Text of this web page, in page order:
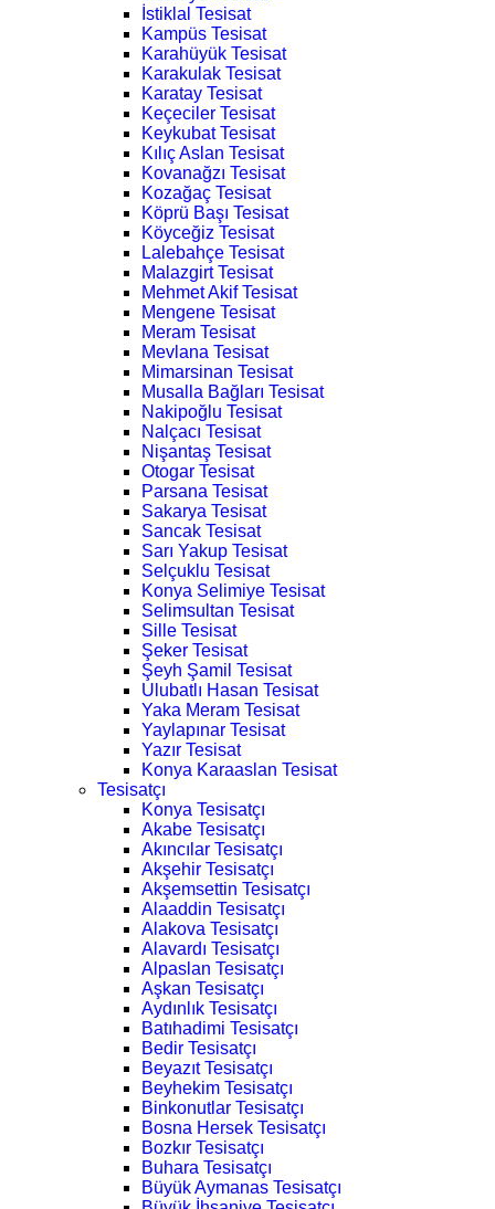
İstiklal Tesisat
Kampüs Tesisat
Karahüyük Tesisat
Karakulak Tesisat
Karatay Tesisat
Keçeciler Tesisat
Keykubat Tesisat
Kılıç Aslan Tesisat
Kovanağzı Tesisat
Kozağaç Tesisat
Köprü Başı Tesisat
Köyceğiz Tesisat
Lalebahçe Tesisat
Malazgirt Tesisat
Mehmet Akif Tesisat
Mengene Tesisat
Meram Tesisat
Mevlana Tesisat
Mimarsinan Tesisat
Musalla Bağları Tesisat
Nakipoğlu Tesisat
Nalçacı Tesisat
Nişantaş Tesisat
Otogar Tesisat
Parsana Tesisat
Sakarya Tesisat
Sancak Tesisat
Sarı Yakup Tesisat
Selçuklu Tesisat
Konya Selimiye Tesisat
Selimsultan Tesisat
Sille Tesisat
Şeker Tesisat
Şeyh Şamil Tesisat
Ulubatlı Hasan Tesisat
Yaka Meram Tesisat
Yaylapınar Tesisat
Yazır Tesisat
Konya Karaaslan Tesisat
Tesisatçı
Konya Tesisatçı
Akabe Tesisatçı
Akıncılar Tesisatçı
Akşehir Tesisatçı
Akşemsettin Tesisatçı
Alaaddin Tesisatçı
Alakova Tesisatçı
Alavardı Tesisatçı
Alpaslan Tesisatçı
Aşkan Tesisatçı
Aydınlık Tesisatçı
Batıhadimi Tesisatçı
Bedir Tesisatçı
Beyazıt Tesisatçı
Beyhekim Tesisatçı
Binkonutlar Tesisatçı
Bosna Hersek Tesisatçı
Bozkır Tesisatçı
Buhara Tesisatçı
Büyük Aymanas Tesisatçı